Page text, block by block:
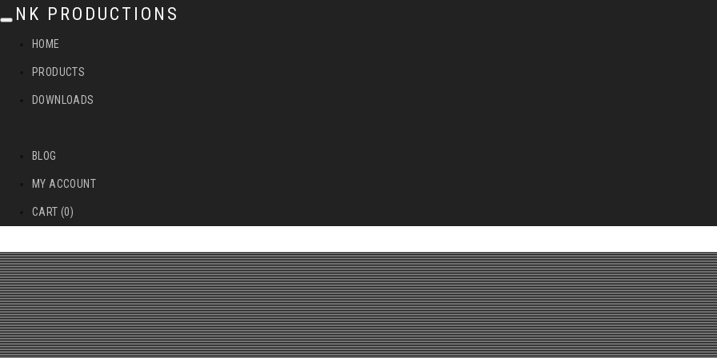
a
v
i
g
a
NK PRODUCTIONS
HOME
PRODUCTS
DOWNLOADS
BLOG
MY ACCOUNT
CART (0)